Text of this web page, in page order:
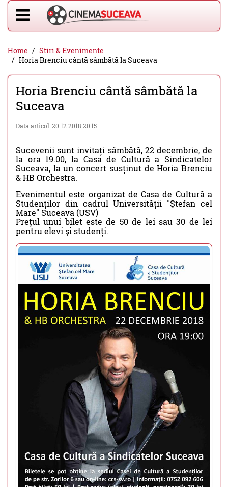
Home
Stiri & Evenimente
Horia Brenciu cântă sâmbătă la Suceava
Horia Brenciu cântă sâmbătă la
Suceava
Data articol: 20.12.2018 20:15
Sucevenii sunt invitați sâmbătă, 22 decembrie, de
la ora 19.00, la Casa de Cultură a Sindicatelor
Suceava, la un concert susținut de Horia Brenciu
& HB Orchestra.
Evenimentul este organizat de Casa de Cultură a
Studenților din cadrul Universității "Ştefan cel
Mare" Suceava (USV)
Prețul unui bilet este de 50 de lei sau 30 de lei
pentru elevi şi studenți.